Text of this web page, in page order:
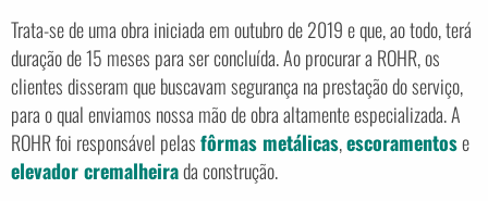
Trata-se de uma obra iniciada em outubro de 2019 e que, ao todo, terá
duração de 15 meses para ser concluída. Ao procurar a ROHR, os
clientes disseram que buscavam segurança na prestação do serviço,
para o qual enviamos nossa mão de obra altamente especializada. A
ROHR foi responsável pelasfôrmas metálicas,escoramentose
elevador cremalheirada construção.